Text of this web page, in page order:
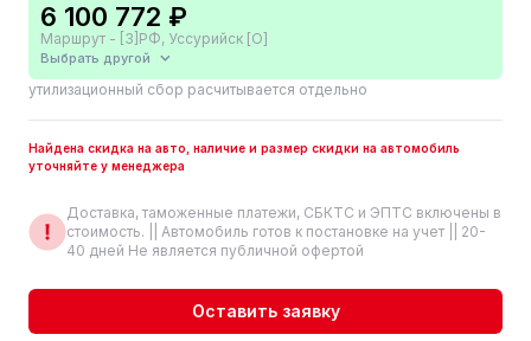
6 100 772 ₽
Маршрут - [3]РФ, Уссурийск [О]
Выбрать другой
утилизационный сбор расчитывается отдельно
Найдена скидка на авто, наличие и размер скидки на автомобиль
уточняйте у менеджера
Доставка, таможенные платежи, СБКТС и ЭПТС включены в
стоимость. || Автомобиль готов к постановке на учет || 20-
40 дней Не является публичной офертой
Оставить заявку